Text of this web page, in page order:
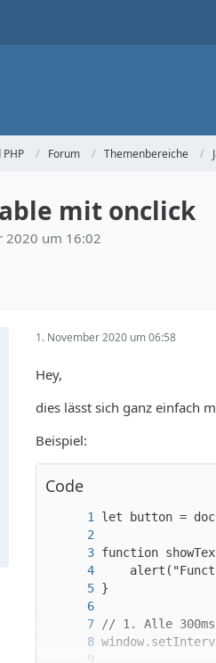
Forum Themenbereiche
mit onclick
2020 um 16:02
1. November 2020 um 06:58
Hey,
dies lässt sich ganz einfach
Beispiel:
Code